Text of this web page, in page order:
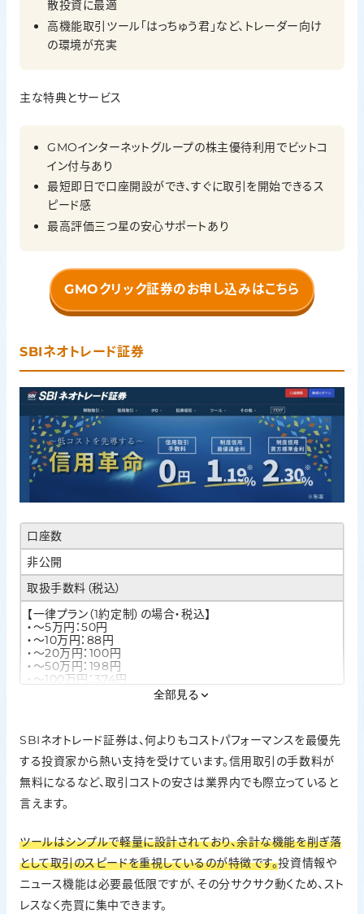
散投資に最適
高機能取引ツール「はっちゅう君」など、トレーダー向け
の環境が充実
主な特典とサービス
GMOインターネットグループの株主優待利用でビットコ
イン付与あり
最短即日で口座開設ができ、すぐに取引を開始できるス
ピード感
最高評価三つ星の安心サポートあり
GMOクリック証券のお申し込みはこちら
SBIネオトレード証券
口座数
非公開
取扱手数料（税込）
【一律プラン（1約定制）の場合・税込】
・～5万円：50円
・～10万円：88円
・～20万円：100円
・～50万円：198円
・～100万円：374円
新NISAの取扱
○
IPO実績
投資信託の銘柄数
56本
外国株の取扱
全部見る
SBIネオトレード証券は、何よりもコストパフォーマンスを最優先
する投資家から熱い支持を受けています。信用取引の手数料が
無料になるなど、取引コストの安さは業界内でも際立っていると
言えます。
ツールはシンプルで軽量に設計されており、余計な機能を削ぎ落
として取引のスピードを重視しているのが特徴です。投資情報や
ニュース機能は必要最低限ですが、その分サクサク動くため、スト
レスなく売買に集中できます。